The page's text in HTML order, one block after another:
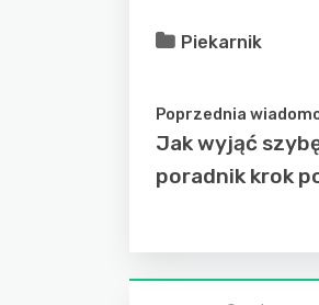
Piekarnik
Poprzednia
Jak wyjąć
poradnik krok